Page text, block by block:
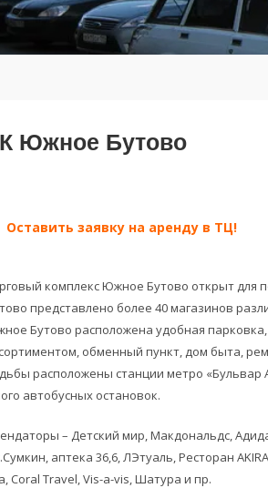
Южное Бутово
Оставить заявку на аренду в ТЦ!
комплекс Южное Бутово открыт для
представлено более 40 магазинов
Бутово расположена удобная
обменный пункт, дом быта,
расположены станции метро «Бульвар
автобусных остановок.
– Детский мир, Макдональдс,
аптека 36,6, ЛЭтуаль, Ресторан
Coral Travel, Vis-a-vis, Шатура и пр.